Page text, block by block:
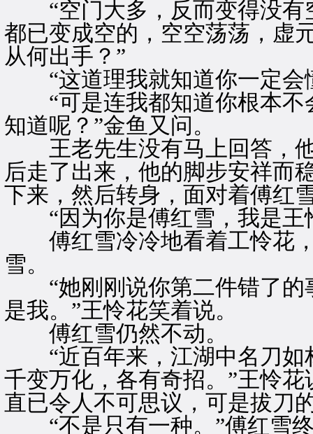
“空门大多，反而变得没有
都已变成空的，空空荡荡，虚
从何出手？”
“这道理我就知道你一定会
“可是连我都知道你根本不
知道呢？”金鱼又问。
王老先生没有马上回答，他
后走了出来，他的脚步安祥而
下来，然后转身，面对着傅红
“因为你是傅红雪，我是王
傅红雪冷冷地看着工怜花，
雪。
“她刚刚说你第二件错了的
是我。”王怜花笑着说。
傅红雪仍然不动。
“近百年来，江湖中名刀如
千变万化，各有奇招。”王怜
直已令人不可思议，可是拔刀
“不是只有一种。”傅红雪终